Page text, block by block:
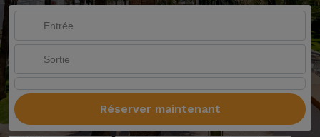
Réserver maintenant